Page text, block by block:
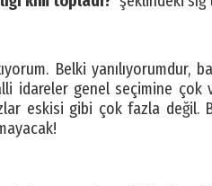
Belki yanılıyorumdur,
idareler genel seçimine çok
eskisi gibi çok fazla